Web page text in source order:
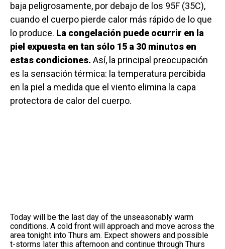
baja peligrosamente, por debajo de los 95F (35C),
cuando el cuerpo pierde calor más rápido de lo que
lo produce. La congelación puede ocurrir en la
piel expuesta en tan sólo 15 a 30 minutos en
estas condiciones. Así, la principal preocupación
es la sensación térmica: la temperatura percibida
en la piel a medida que el viento elimina la capa
protectora de calor del cuerpo.
Today will be the last day of the unseasonably warm
conditions. A cold front will approach and move across the
area tonight into Thurs am. Expect showers and possible
t-storms later this afternoon and continue through Thurs